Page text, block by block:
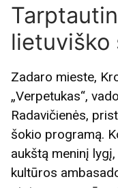
lietuviško
Zadaro mieste,
„Verpetukas“,
Radavičienės,
šokio programą.
aukštą meninį
kultūros